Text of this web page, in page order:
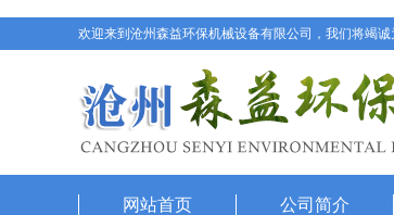
欢迎来到沧州森益环保机械设备有限公司，我们将竭诚
网站首页 公司简介